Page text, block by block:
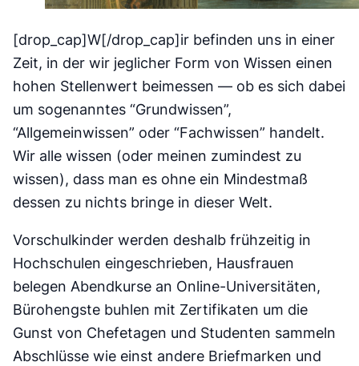
[drop_cap]W[/drop_cap]ir befinden uns in einer
Zeit, in der wir jeglicher Form von Wissen einen
hohen Stellenwert beimessen — ob es sich dabei
um sogenanntes “Grundwissen”,
“Allgemeinwissen” oder “Fachwissen” handelt.
Wir alle wissen (oder meinen zumindest zu
wissen), dass man es ohne ein Mindestmaß
dessen zu nichts bringe in dieser Welt.
Vorschulkinder werden deshalb frühzeitig in
Hochschulen eingeschrieben, Hausfrauen
belegen Abendkurse an Online-Universitäten,
Bürohengste buhlen mit Zertifikaten um die
Gunst von Chefetagen und Studenten sammeln
Abschlüsse wie einst andere Briefmarken und